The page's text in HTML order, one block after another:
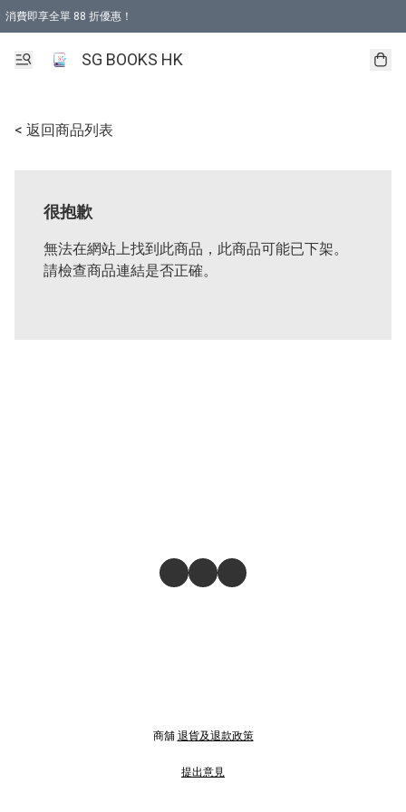
消費即享全單 88 折優惠！
SG BOOKS HK
< 返回商品列表
很抱歉
無法在網站上找到此商品，此商品可能已下架。
請檢查商品連結是否正確。
商舖 退貨及退款政策
提出意見